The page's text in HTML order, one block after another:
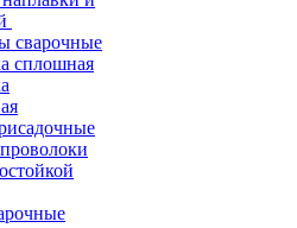
сварочные
сплошная